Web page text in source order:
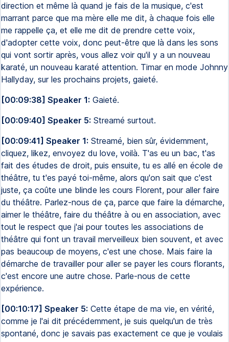
direction et même là quand je fais de la musique, c'est
marrant parce que ma mère elle me dit, à chaque fois elle
me rappelle ça, et elle me dit de prendre cette voix,
d'adopter cette voix, donc peut-être que là dans les sons
qui vont sortir après, vous allez voir qu'il y a un nouveau
karaté, un nouveau karaté attention. Timar en mode Johnny
Hallyday, sur les prochains projets, gaieté.
[00:09:38] Speaker 1: Gaieté.
[00:09:40] Speaker 5: Streamé surtout.
[00:09:41] Speaker 1: Streamé, bien sûr, évidemment,
cliquez, likez, envoyez du love, voilà. T'as eu un bac, t'as
fait des études de droit, puis ensuite, tu es allé en école de
théâtre, tu t'es payé toi-même, alors qu'on sait que c'est
juste, ça coûte une blinde les cours Florent, pour aller faire
du théâtre. Parlez-nous de ça, parce que faire la démarche,
aimer le théâtre, faire du théâtre à ou en association, avec
tout le respect que j'ai pour toutes les associations de
théâtre qui font un travail merveilleux bien souvent, et avec
pas beaucoup de moyens, c'est une chose. Mais faire la
démarche de travailler pour aller se payer les cours florants,
c'est encore une autre chose. Parle-nous de cette
expérience.
[00:10:17] Speaker 5: Cette étape de ma vie, en vérité,
comme je l'ai dit précédemment, je suis quelqu'un de très
spontané, donc je savais pas exactement ce que je voulais